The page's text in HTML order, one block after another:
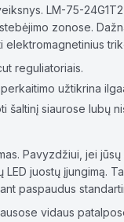
LM-75-
zonose.
elektromagnetinius
reguliatoriais.
užtikrina
šaltinį siaurose lubų
Pavyzdžiui, jei
juostų įjungimą.
paspaudus
vidaus